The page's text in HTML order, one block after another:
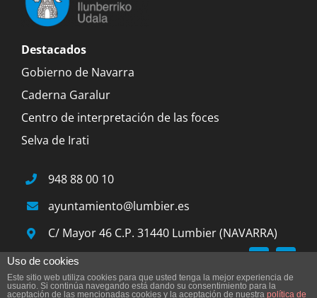
Destacados
Gobierno de Navarra
Caderna Garalur
Centro de interpretación de las foces
Selva de Irati
948 88 00 10
ayuntamiento@lumbier.es
C/ Mayor 46 C.P. 31440 Lumbier (NAVARRA)
© 2015 Ayuntamiento de Lumbier |Aviso legal|
Uso de cookies
Este sitio web utiliza cookies para que usted tenga la mejor experiencia de
usuario. Si continúa navegando está dando su consentimiento para la
aceptación de las mencionadas cookies y la aceptación de nuestra política de